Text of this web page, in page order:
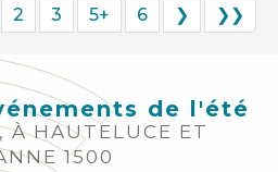
2 3 5+ 6 ❯ ❯❯
de l'été
À HAUTELUCE ET
1500